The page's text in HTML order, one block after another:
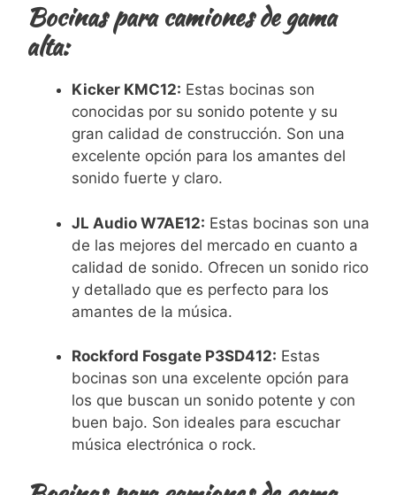
Bocinas para camiones de gama
alta:
Kicker KMC12: Estas bocinas son
conocidas por su sonido potente y su
gran calidad de construcción. Son una
excelente opción para los amantes del
sonido fuerte y claro.
JL Audio W7AE12: Estas bocinas son una
de las mejores del mercado en cuanto a
calidad de sonido. Ofrecen un sonido rico
y detallado que es perfecto para los
amantes de la música.
Rockford Fosgate P3SD412: Estas
bocinas son una excelente opción para
los que buscan un sonido potente y con
buen bajo. Son ideales para escuchar
música electrónica o rock.